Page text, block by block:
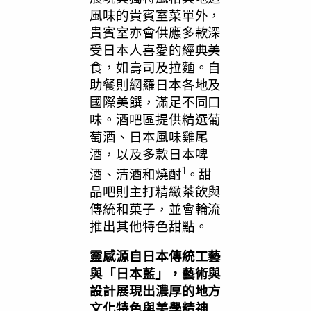
風味的貴賓室菜單外，
貴賓室亦會供應多款深
受日本人喜愛的經典美
食，如壽司及拉麵。自
助餐則網羅日本各地及
國際美饌，滿足不同口
味。酒吧區提供精選葡
萄酒、日本風味雞尾
酒，以及多款日本啤
酒、清酒和燒酎1 。甜
品吧則主打精緻茶飲與
傳統和菓子，並會輪流
推出其他特色甜點。
靈感源自日本傳統工藝
與「日本藍」，藝術與
設計展現出濃厚的地方